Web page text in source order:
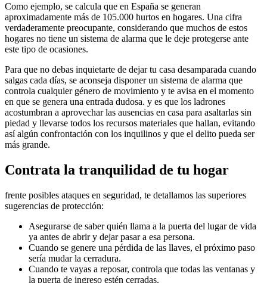
Como ejemplo, se calcula que en España se generan
aproximadamente más de 105.000 hurtos en hogares. Una cifra
verdaderamente preocupante, considerando que muchos de estos
hogares no tiene un sistema de alarma que le deje protegerse ante
este tipo de ocasiones.
Para que no debas inquietarte de dejar tu casa desamparada cuando
salgas cada días, se aconseja disponer un sistema de alarma que
controla cualquier género de movimiento y te avisa en el momento
en que se genera una entrada dudosa. y es que los ladrones
acostumbran a aprovechar las ausencias en casa para asaltarlas sin
piedad y llevarse todos los recursos materiales que hallan, evitando
así algún confrontación con los inquilinos y que el delito pueda ser
más grande.
Contrata la tranquilidad de tu hogar
frente posibles ataques en seguridad, te detallamos las superiores
sugerencias de protección:
Asegurarse de saber quién llama a la puerta del lugar de vida
ya antes de abrir y dejar pasar a esa persona.
Cuando se genere una pérdida de las llaves, el próximo paso
sería mudar la cerradura.
Cuando te vayas a reposar, controla que todas las ventanas y
la puerta de ingreso estén cerradas.